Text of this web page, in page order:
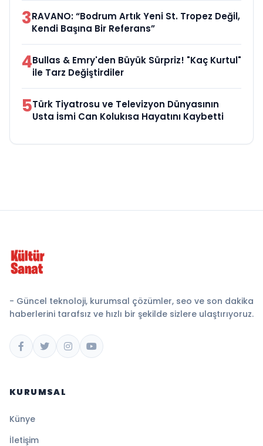
3RAVANO: “Bodrum Artık Yeni St. Tropez Değil,
Kendi Başına Bir Referans”
4Bullas & Emry'den Büyük Sürpriz! "Kaç Kurtul"
ile Tarz Değiştirdiler
5Türk Tiyatrosu ve Televizyon Dünyasının
Usta İsmi Can Kolukısa Hayatını Kaybetti
- Güncel teknoloji, kurumsal çözümler, seo ve son dakika
haberlerini tarafsız ve hızlı bir şekilde sizlere ulaştırıyoruz.
KURUMSAL
Künye
İletişim